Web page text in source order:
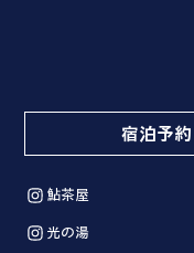
宿泊予約
鮎茶屋
光の湯